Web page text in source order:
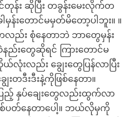
တုန်း ဆိုပြီး တခွန်းမေးလိုက်တ
းတောင်မမှတ်မိတော့ပါဘူး။ ။
လည်း စုံနေတာဘဲ ဘာတွေမှန်း
းတွေဆိုရင် ကြားတောင်မ
လုံးလည်း ချွေးတွေပြန်လာပြီး
းတဒီးဒီးနဲ့ကိုဖြစ်နေတာ။
နှပ်ချေးတွေလည်းထွက်လာ
ပတ်နေတာပေါ့။ ဘယ်လိုမှကို